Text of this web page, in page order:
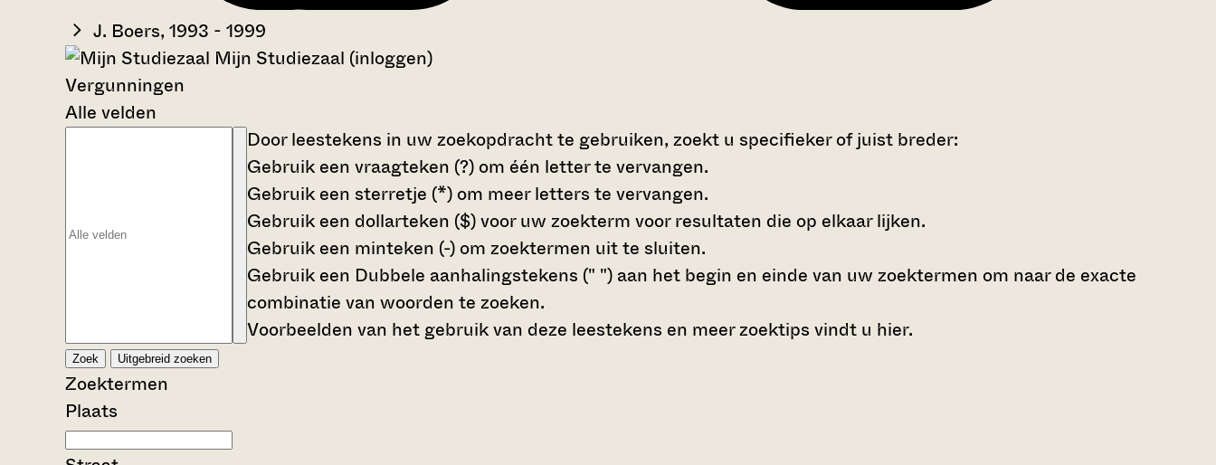
J. Boers, 1993 - 1999
Mijn Studiezaal (inloggen)
Vergunningen
Alle velden
Door leestekens in uw zoekopdracht te gebruiken, zoekt u specifieker of juist breder:
Gebruik een vraagteken (?) om één letter te vervangen.
Gebruik een sterretje (*) om meer letters te vervangen.
Gebruik een dollarteken ($)voor uw zoekterm voor resultaten die op elkaar lijken.
Gebruik een minteken (-) om zoektermen uit te sluiten.
Gebruik een Dubbele aanhalingstekens (" ") aan het begin en einde van uw zoektermen om naar de exacte
combinatie van woorden te zoeken.
Voorbeelden van het gebruik van deze leestekens en meer zoektips vindt u hier.
Zoek Uitgebreid zoeken
Zoektermen
Plaats